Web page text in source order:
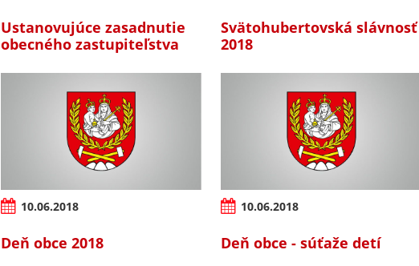
Ustanovujúce zasadnutie
obecného zastupiteľstva
Svätohubertovská slávnosť
2018
10.06.2018
Deň obce 2018
10.06.2018
Deň obce - súťaže detí